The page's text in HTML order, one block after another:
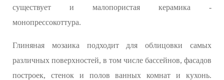
существует и малопористая керамика -
монопрессокоттура.
Глиняная мозаика подходит для облицовки самых
различных поверхностей, в том числе бассейнов, фасадов
построек, стенок и полов ванных комнат и кухонь.